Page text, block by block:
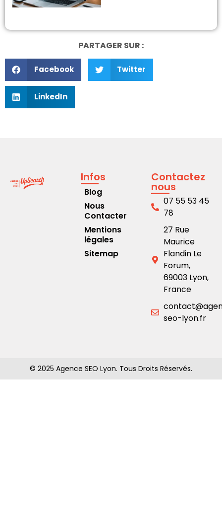
PARTAGER SUR :
Facebook Twitter
LinkedIn
Infos
Blog
Nous
Contacter
Mentions
légales
Sitemap
Contactez
nous
07 55 53 45
78
27 Rue
Maurice
Flandin Le
Forum,
69003 Lyon,
France
seo-lyon.fr
© 2025 Agence SEO Lyon. Tous Droits Réservés.